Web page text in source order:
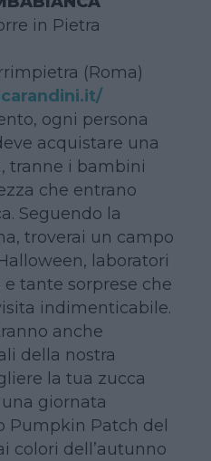
in Pietra
(Roma)
ogni persona
acquistare una
tranne i bambini
che entrano
Seguendo la
troverai un campo
laboratori
tante sorprese che
indimenticabile.
anche
della nostra
la tua zucca
giornata
Pumpkin Patch del
colori dell’autunno